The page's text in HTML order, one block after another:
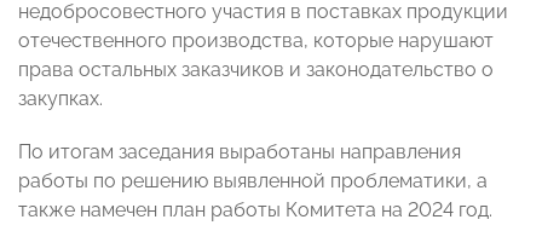
недобросовестного участия в поставках продукции
отечественного производства, которые нарушают
права остальных заказчиков и законодательство о
закупках.
По итогам заседания выработаны направления
работы по решению выявленной проблематики, а
также намечен план работы Комитета на 2024 год.